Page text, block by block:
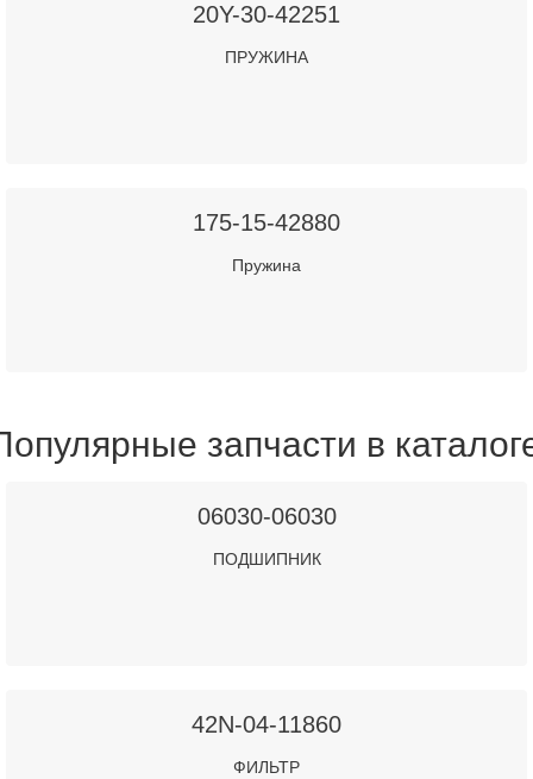
20Y-30-42251
ПРУЖИНА
175-15-42880
Пружина
запчасти в
06030-06030
ПОДШИПНИК
42N-04-11860
ФИЛЬТР